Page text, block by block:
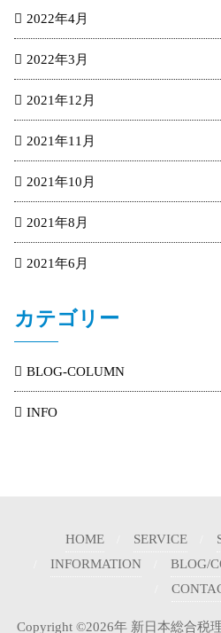
2022年4月
2022年3月
2021年12月
2021年11月
2021年10月
2021年8月
2021年6月
カテゴリー
BLOG-COLUMN
INFO
HOME SERVICE
INFORMATION
BLOG/
Copyright ©2026年 新日本総合税